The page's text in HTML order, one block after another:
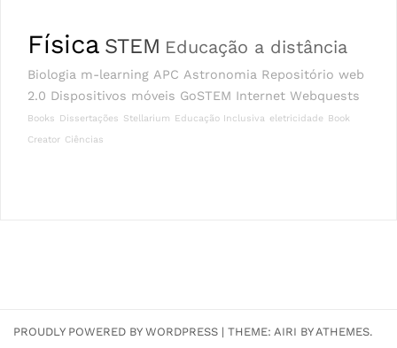
Física STEM Educação a distância
Biologia m-learning APC Astronomia Repositório web
2.0 Dispositivos móveis GoSTEM Internet Webquests
Books Dissertações Stellarium Educação Inclusiva eletricidade Book
Creator Ciências
PROUDLY POWERED BY WORDPRESS | THEME: AIRI BY ATHEMES.